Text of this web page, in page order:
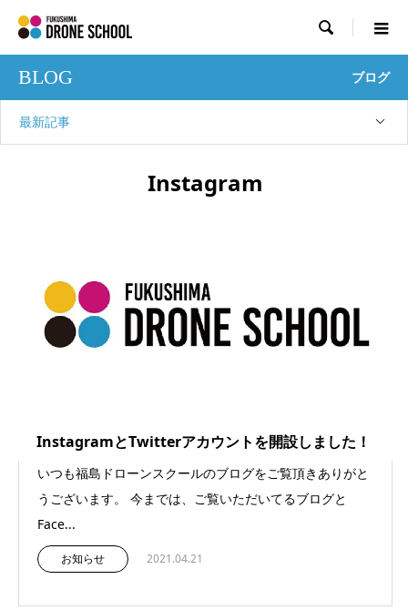

BLOG ブログ
最新記事
Instagram
InstagramとTwitterアカウントを開設しました！
いつも福島ドローンスクールのブログをご覧頂きありがと
うございます。 今までは、ご覧いただいてるブログと
Face...
お知らせ 2021.04.21